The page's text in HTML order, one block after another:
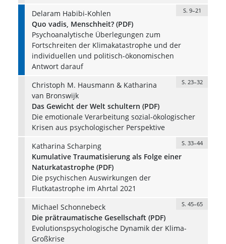
Delaram Habibi-Kohlen
S. 9–21
Quo vadis, Menschheit? (PDF)
Psychoanalytische Überlegungen zum
Fortschreiten der Klimakatastrophe und der
individuellen und politisch-ökonomischen
Antwort darauf
Christoph M. Hausmann & Katharina
van Bronswijk
S. 23–32
Das Gewicht der Welt schultern (PDF)
Die emotionale Verarbeitung sozial-ökologischer
Krisen aus psychologischer Perspektive
Katharina Scharping
S. 33–44
Kumulative Traumatisierung als Folge einer
Naturkatastrophe (PDF)
Die psychischen Auswirkungen der
Flutkatastrophe im Ahrtal 2021
Michael Schonnebeck
S. 45–65
Die prätraumatische Gesellschaft (PDF)
Evolutionspsychologische Dynamik der Klima-
Großkrise